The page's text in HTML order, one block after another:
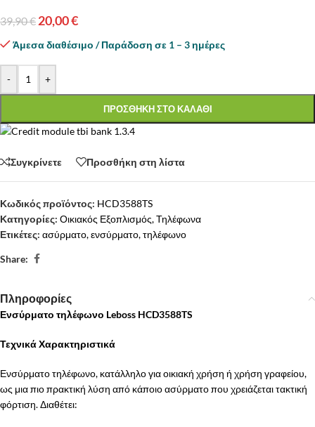
39,90€ 20,00€
Άμεσα διαθέσιμο / Παράδοση σε 1 – 3 ημέρες
- +
ΠΡΟΣΘΗΚΗ ΣΤΟ ΚΑΛΑΘΙ
Συγκρίνετε Προσθήκη στη λίστα
Κωδικός προϊόντος: HCD3588TS
Κατηγορίες: Οικιακός Εξοπλισμός,Τηλέφωνα
Ετικέτες: ασύρματο,ενσύρματο,τηλέφωνο
Share:
Πληροφορίες
Ενσύρματο τηλέφωνο Leboss HCD3588TS
Τεχνικά Χαρακτηριστικά
Ενσύρματο τηλέφωνο, κατάλληλο για οικιακή χρήση ή χρήση γραφείου,
ως μια πιο πρακτική λύση από κάποιο ασύρματο που χρειάζεται τακτική
φόρτιση. Διαθέτει: